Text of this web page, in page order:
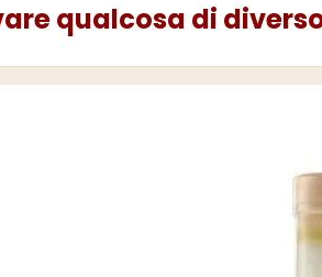
qualcosa di